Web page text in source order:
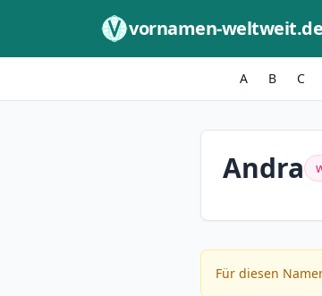
vornamen-weltweit.de
A B C
Andra
Für diesen